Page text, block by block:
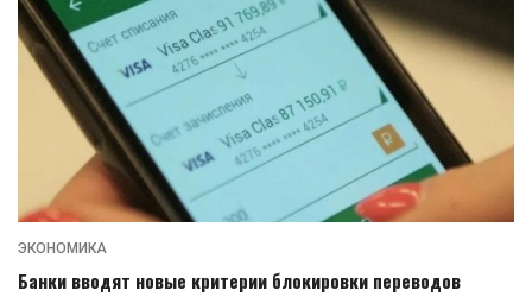
ЭКОНОМИКА
Банки вводят новые критерии блокировки переводов